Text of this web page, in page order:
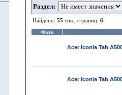
Раздел:
Найдено: 55 тов., страниц: 6
Фото
Acer Iconia Tab
Acer Iconia Tab